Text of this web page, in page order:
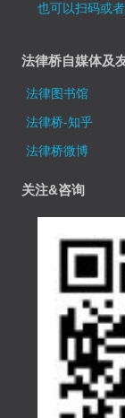
也可以扫码或
法律桥自媒体及
法律图书馆
法律桥-知乎
法律桥微博
关注&咨询